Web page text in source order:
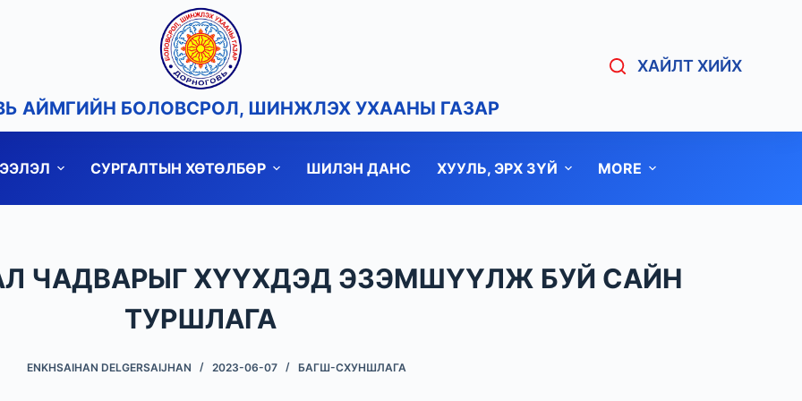
АЙМГИЙН БОЛОВСРОЛ, ШИНЖЛЭХ УХААНЫ ГАЗАР
ХАЙЛТ ХИЙХ
СУРГАЛТЫН ХӨТӨЛБӨР ШИЛЭН ДАНС ХУУЛЬ, ЭРХ ЗҮЙ MORE
ЧАДВАРЫГ ХҮҮХДЭД ЭЗЭМШҮҮЛЖ БУЙ САЙН
ТУРШЛАГА
ENKHSAIHAN DELGERSAIJHAN 2023-06-07 БАГШ-СХУНШЛАГА